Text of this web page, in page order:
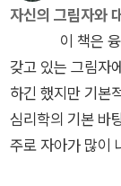
인으로부터 온다.
신뢰를 바탕으로
이겠지만 이것이
자신의 그림자와
이 책은 융 심
갖고 있는 그림자
하긴 했지만 기본
심리학의 기본 바
주로 자아가 많이